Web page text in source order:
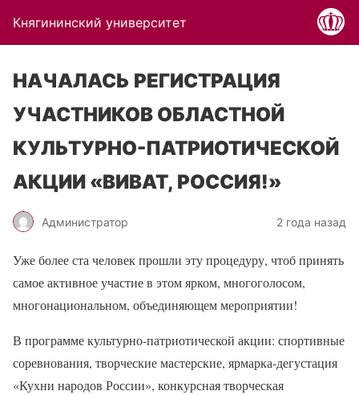
Княгининский университет
НАЧАЛАСЬ РЕГИСТРАЦИЯ
УЧАСТНИКОВ ОБЛАСТНОЙ
КУЛЬТУРНО-ПАТРИОТИЧЕСКОЙ
АКЦИИ «ВИВАТ, РОССИЯ!»
Администратор 2 года назад
Уже более ста человек прошли эту процедуру, чтоб принять
самое активное участие в этом ярком, многоголосом,
многонациональном, объединяющем мероприятии!
В программе культурно-патриотической акции: спортивные
соревнования, творческие мастерские, ярмарка-дегустация
«Кухни народов России», конкурсная творческая